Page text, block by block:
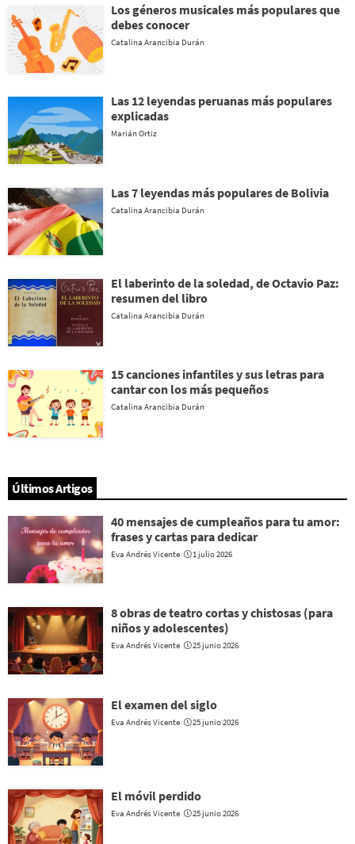
Los géneros musicales más populares que
debes conocer
Catalina Arancibia Durán
Las 12 leyendas peruanas más populares
explicadas
Marián Ortiz
Las 7 leyendas más populares de Bolivia
Catalina Arancibia Durán
El laberinto de la soledad, de Octavio Paz:
resumen del libro
Catalina Arancibia Durán
15 canciones infantiles y sus letras para
cantar con los más pequeños
Catalina Arancibia Durán
Últimos Artigos
40 mensajes de cumpleaños para tu amor:
frases y cartas para dedicar
Eva Andrés Vicente 1 julio 2026
8 obras de teatro cortas y chistosas (para
niños y adolescentes)
Eva Andrés Vicente 25 junio 2026
El examen del siglo
Eva Andrés Vicente 25 junio 2026
El móvil perdido
Eva Andrés Vicente 25 junio 2026